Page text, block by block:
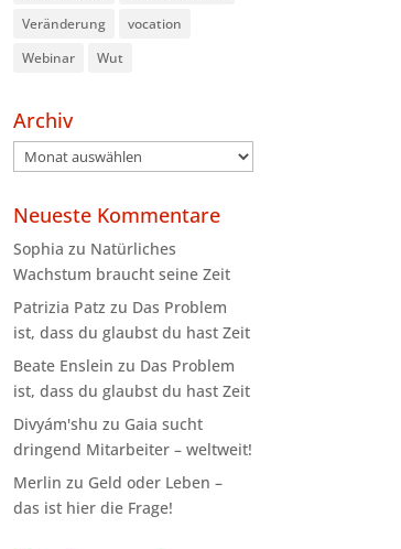
Veränderung
vocation
Webinar
Wut
Archiv
Archiv
Neueste Kommentare
Sophia zu Natürliches
Wachstum braucht seine Zeit
Patrizia Patz zu Das Problem
ist, dass du glaubst du hast Zeit
Beate Enslein zu Das Problem
ist, dass du glaubst du hast Zeit
Divyám'shu zu Gaia sucht
dringend Mitarbeiter – weltweit!
Merlin zu Geld oder Leben –
das ist hier die Frage!